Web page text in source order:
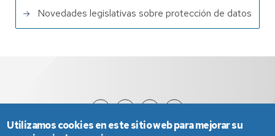
Novedades legislativas sobre protección de datos
Utilizamos cookies en este sitio web para mejorar su